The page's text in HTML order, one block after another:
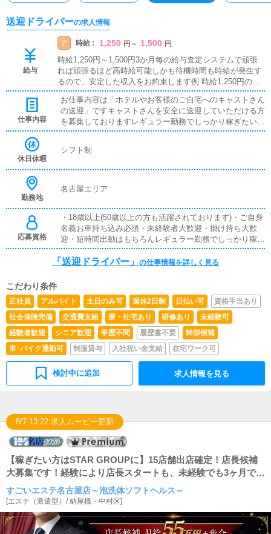
送迎ドライバーの求人情報
給与
ア 時給 : 1,250 円 ～ 1,500 円
時給1,250円～1,500円3か月毎の給与査定システムで頑張
れば頑張るほど高時給可能しかも待機時間も時給が発生す
るので、安定した収入をお約束します例 時給1,250円の場
合5時間15日出勤 93,750円8時間20日出勤 200,000円例 時
給1,500円の場合5時間15日出勤 112,500円8時間20日出勤 2
40,000円
仕事内容
お仕事内容は「ホテルやお客様のご自宅へのキャストさん
の送迎」ですキャストさんを安全に送迎していただける方
を募集しておりますレギュラー勤務でしっかり稼ぎたい方
はもちろん、副業としてお考えの方も歓迎いたします※ド
務をしなければならないお店が多いですが、当社は単純な
休日休暇
シフト制
勤務地
名古屋エリア
応募資格
・18歳以上(50歳以上の方も活躍されております)・ご自身
名義お車持ち込み必須・未経験者大歓迎・掛け持ち大歓
迎・短時間出勤はもちろんレギュラー勤務でしっかり稼ぎ
たい方大歓迎・業務委託契約になります
「送迎ドライバー」 の仕事情報を詳しく見る
こだわり条件
正社員 アルバイト 土日のみ可 週休2日制 日払い可
資格手当あり
社会保険完備
交通費支給 寮・社宅あり 研修あり
未経験可
経験者歓迎
シニア歓迎 学歴不問 履歴書不要
幹部候補
車･バイク通勤可
制服貸与 入社祝い金支給 在宅ワーク可
検討中に追加 求人情報を見る
8/7 13:22 求人ムービー更新
【稼ぎたい方はSTAR GROUPに】15店舗出店確定！店長候補
大募集です！経験により店長スタートも、未経験でも3ヶ月で店
長に昇格可能です！
すごいエステ名古屋店～泡洗体ソフトヘルス～
[エステ（派遣型） /納屋橋・中村区]